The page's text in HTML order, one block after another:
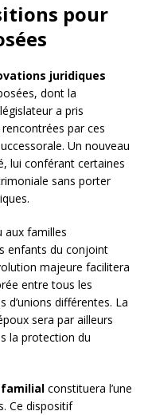
pour
juridiques
dont la
a pris
par ces
Un nouveau
lui conférant certaines
sans porter
aux familles
enfants du conjoint
majeure facilitera
entre tous les
d’unions différentes. La
sera par ailleurs
la protection du
familial constituera l’une
Ce dispositif